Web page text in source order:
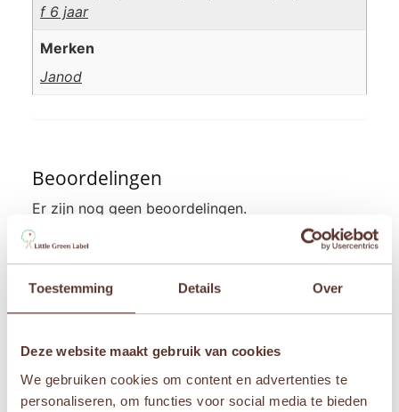
Toestemming Details Over
Deze website maakt gebruik van cookies
We gebruiken cookies om content en advertenties te
personaliseren, om functies voor social media te bieden
f 6 jaar
Merken
Janod
Beoordelingen
Er zijn nog geen beoordelingen.
Wees de eerste om “Janod Magnetibook –
Verkleedfeest meisjes” te beoordelen
Je e-mailadres wordt niet gepubliceerd.
Vereiste
velden zijn gemarkeerd met
Je beoordeling*